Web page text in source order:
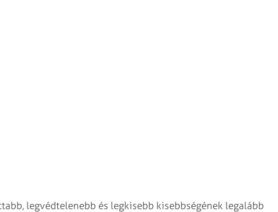
legvédtelenebb és legkisebb kisebbségének legalább